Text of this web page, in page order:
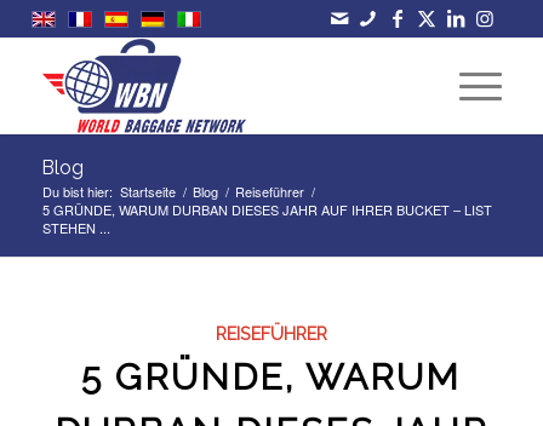
Blog
Du bist hier: Startseite / Blog / Reiseführer /
5 GRÜNDE, WARUM DURBAN DIESES JAHR AUF IHRER BUCKET – LIST
STEHEN ...
REISEFÜHRER
5 GRÜNDE, WARUM